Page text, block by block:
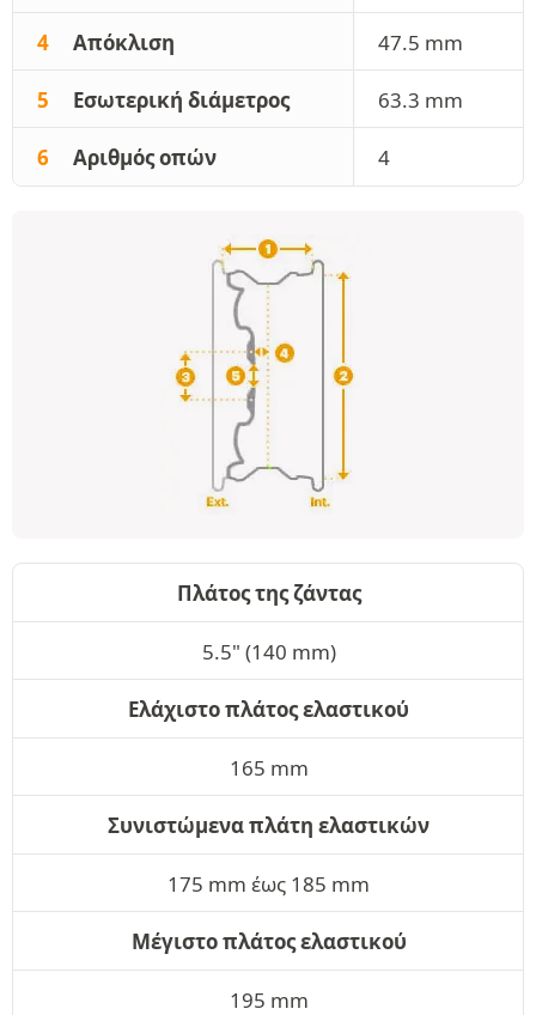
4 Απόκλιση 47.5 mm
5 Εσωτερική διάμετρος 63.3 mm
6 Αριθμός οπών 4
Πλάτος της ζάντας
5.5" (140 mm)
Ελάχιστο πλάτος ελαστικού
165 mm
Συνιστώμενα πλάτη ελαστικών
175 mm έως 185 mm
Μέγιστο πλάτος ελαστικού
195 mm